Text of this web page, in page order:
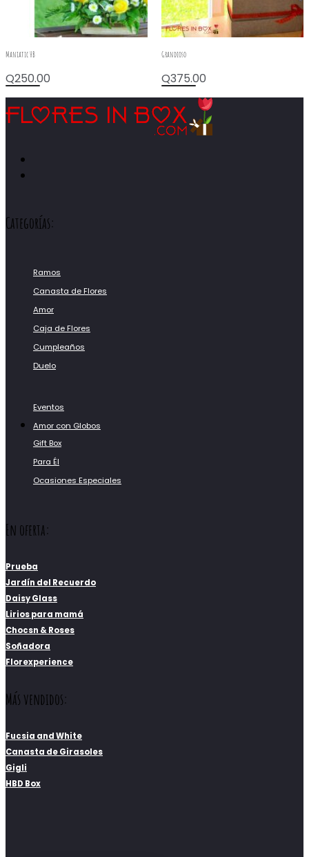
Maniatic HB
Q250.00
Grandioso
Q375.00
Categorías:
Ramos
Canasta de Flores
Amor
Caja de Flores
Cumpleaños
Duelo
Eventos
Amor con Globos
Gift Box
Para Él
Ocasiones Especiales
En oferta:
Prueba
Jardín del Recuerdo
Daisy Glass
Lirios para mamá
Chocsn & Roses
Soñadora
Florexperience
Más vendidos:
Fucsia and White
Canasta de Girasoles
Gigli
HBD Box